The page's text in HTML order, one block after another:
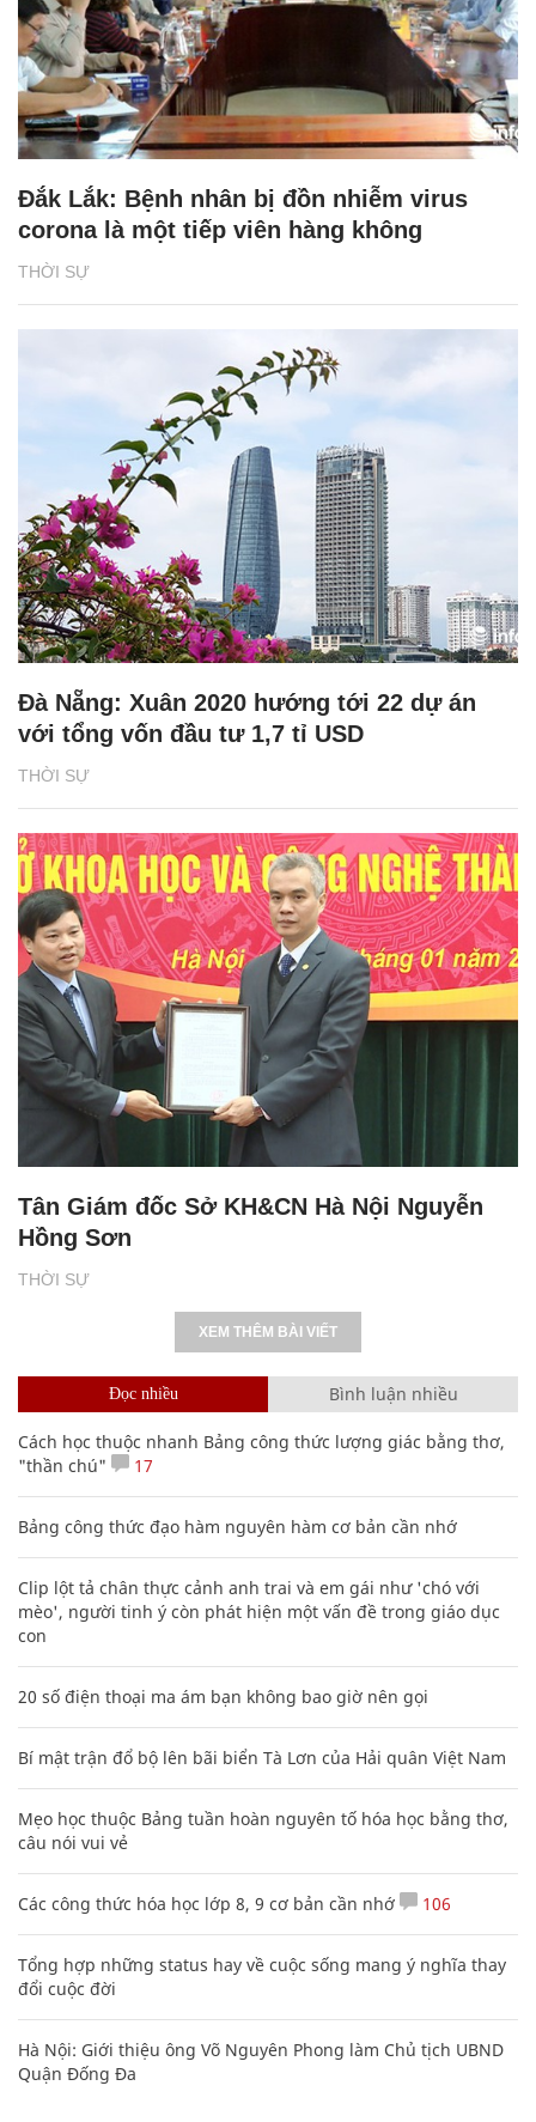
THỜI SỰ
Đắk Lắk: Bệnh nhân bị đồn nhiễm virus
corona là một tiếp viên hàng không
THỜI SỰ
Đà Nẵng: Xuân 2020 hướng tới 22 dự án
với tổng vốn đầu tư 1,7 tỉ USD
THỜI SỰ
Tân Giám đốc Sở KH&CN Hà Nội Nguyễn
Hồng Sơn
XEM THÊM BÀI VIẾT
Đọc nhiều Bình luận nhiều
Cách học thuộc nhanh Bảng công thức lượng giác bằng thơ,
"thần chú"
17
Bảng công thức đạo hàm nguyên hàm cơ bản cần nhớ
Clip lột tả chân thực cảnh anh trai và em gái như 'chó với
mèo', người tinh ý còn phát hiện một vấn đề trong giáo dục
con
20 số điện thoại ma ám bạn không bao giờ nên gọi
Bí mật trận đổ bộ lên bãi biển Tà Lơn của Hải quân Việt Nam
Mẹo học thuộc Bảng tuần hoàn nguyên tố hóa học bằng thơ,
câu nói vui vẻ
Các công thức hóa học lớp 8, 9 cơ bản cần nhớ 106
Tổng hợp những status hay về cuộc sống mang ý nghĩa thay
đổi cuộc đời
Hà Nội: Giới thiệu ông Võ Nguyên Phong làm Chủ tịch UBND
Quận Đống Đa